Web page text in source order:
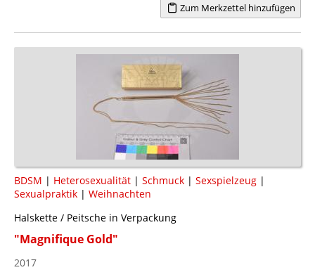
Zum Merkzettel hinzufügen
BDSM | Heterosexualität | Schmuck | Sexspielzeug |
Sexualpraktik | Weihnachten
Halskette / Peitsche in Verpackung
"Magnifique Gold"
2017